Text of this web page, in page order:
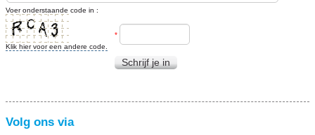
Voer onderstaande code in :
Klik hier voor een andere code.
*
Schrijf je in
Volg ons via